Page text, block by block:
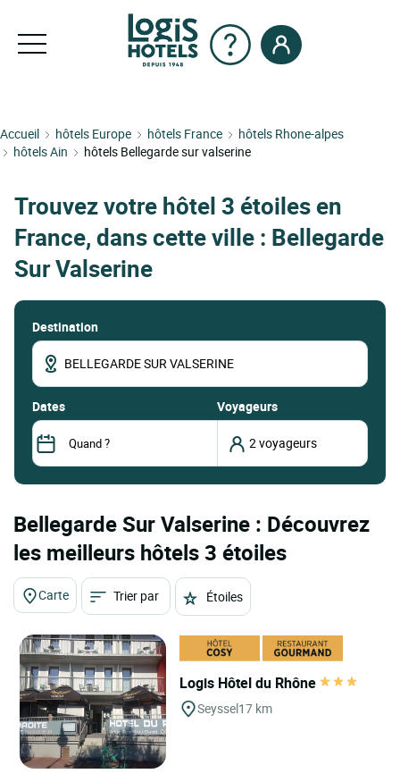
Accueil hôtels Europe hôtels France
hôtels Rhone-alpes
hôtels Ain
hôtels Bellegarde sur valserine
Trouvez votre hôtel 3 étoiles en
France, dans cette ville : Bellegarde
Sur Valserine
Destination
dates Voyageurs
Bellegarde Sur Valserine : Découvrez
les meilleurs hôtels 3 étoiles
Carte Trier par Étoiles
Logis Hôtel du Rhône
Seyssel17 km